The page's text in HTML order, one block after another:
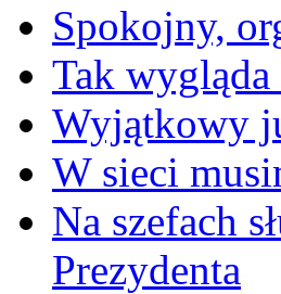
Spokojny,
Tak
Wyjątkowy
W sieci
Na szefach
Prezydenta